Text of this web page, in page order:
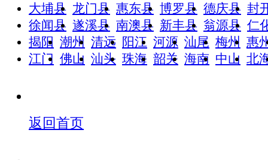
大埔县 龙门县 惠东县 博罗县 德庆县 封
徐闻县 遂溪县 南澳县 新丰县 翁源县 仁
揭阳 潮州 清远 阳江 河源 汕尾 梅州 惠
江门 佛山 汕头 珠海 韶关 海南 中山 北
返回首页